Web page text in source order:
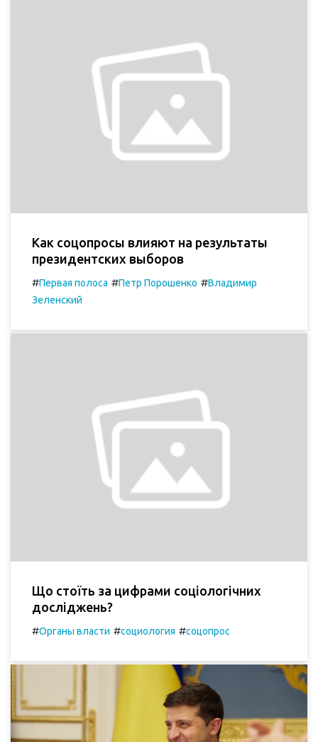
Как соцопросы влияют на результаты
президентских выборов
#Первая полоса #Петр Порошенко #Владимир
Зеленский
Що стоїть за цифрами соціологічних
досліджень?
#Органы власти #социология #соцопрос